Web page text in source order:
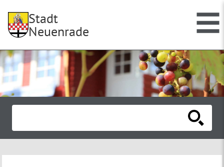
Stadt
Neuenrade